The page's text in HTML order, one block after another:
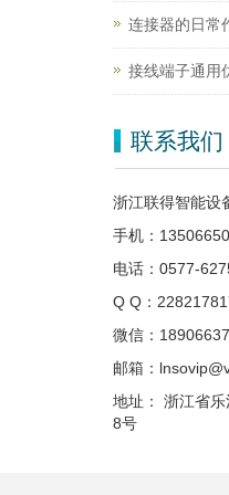
连接器的日常
接线端子通用
联系我们
浙江联得智能设
手机：
电话：0577-
Q Q：
微信：
邮箱：
地址： 浙江省
8号